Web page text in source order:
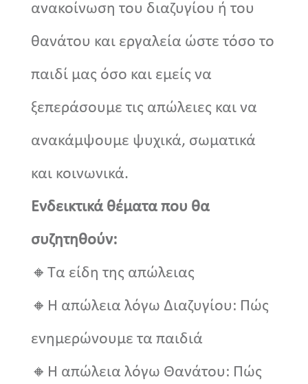
ανακοίνωση του διαζυγίου ή του
θανάτου και εργαλεία ώστε τόσο το
παιδί μας όσο και εμείς να
ξεπεράσουμε τις απώλειες και να
ανακάμψουμε ψυχικά, σωματικά
και κοινωνικά.
Ενδεικτικά θέματα που θα
συζητηθούν:
🔸Τα είδη της απώλειας
🔸Η απώλεια λόγω Διαζυγίου: Πώς
ενημερώνουμε τα παιδιά
🔸Η απώλεια λόγω Θανάτου: Πώς